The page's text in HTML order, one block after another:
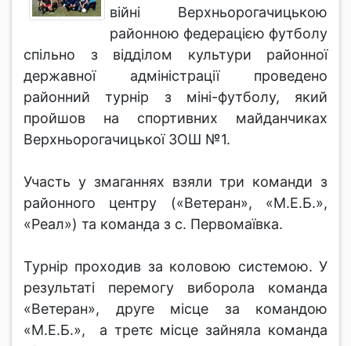
війні Верхньорогачицькою
районною федерацією футболу
спільно з відділом культури районної
державної адміністрації проведено
районний турнір з міні-футболу, який
пройшов на спортивних майданчиках
Верхньорогачицької ЗОШ №1.
Участь у змаганнях взяли три команди з
районного центру («Ветеран», «М.Е.Б.»,
«Реал») та команда з с. Первомаївка.
Турнір проходив за коловою системою. У
результаті перемогу виборола команда
«Ветеран», друге місце за командою
«М.Е.Б.», а третє місце зайняла команда